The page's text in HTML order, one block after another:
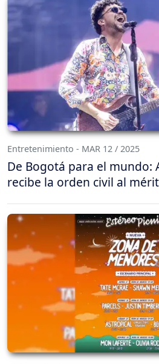
Entretenimiento - MAR 12 / 2025
De Bogotá para el mundo:
recibe la orden civil al